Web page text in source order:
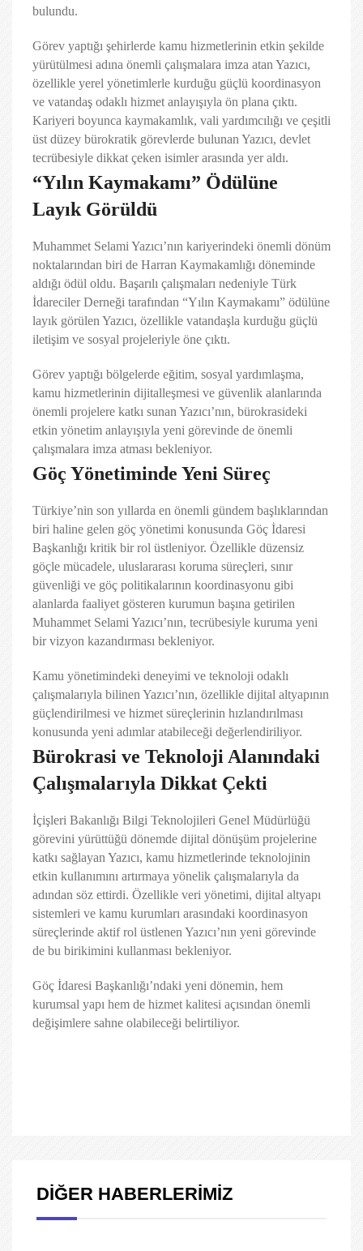
bulundu.
Görev yaptığı şehirlerde kamu hizmetlerinin etkin şekilde
yürütülmesi adına önemli çalışmalara imza atan Yazıcı,
özellikle yerel yönetimlerle kurduğu güçlü koordinasyon
ve vatandaş odaklı hizmet anlayışıyla ön plana çıktı.
Kariyeri boyunca kaymakamlık, vali yardımcılığı ve çeşitli
üst düzey bürokratik görevlerde bulunan Yazıcı, devlet
tecrübesiyle dikkat çeken isimler arasında yer aldı.
“Yılın Kaymakamı” Ödülüne
Layık Görüldü
Muhammet Selami Yazıcı’nın kariyerindeki önemli dönüm
noktalarından biri de Harran Kaymakamlığı döneminde
aldığı ödül oldu. Başarılı çalışmaları nedeniyle Türk
İdareciler Derneği tarafından “Yılın Kaymakamı” ödülüne
layık görülen Yazıcı, özellikle vatandaşla kurduğu güçlü
iletişim ve sosyal projeleriyle öne çıktı.
Görev yaptığı bölgelerde eğitim, sosyal yardımlaşma,
kamu hizmetlerinin dijitalleşmesi ve güvenlik alanlarında
önemli projelere katkı sunan Yazıcı’nın, bürokrasideki
etkin yönetim anlayışıyla yeni görevinde de önemli
çalışmalara imza atması bekleniyor.
Göç Yönetiminde Yeni Süreç
Türkiye’nin son yıllarda en önemli gündem başlıklarından
biri haline gelen göç yönetimi konusunda Göç İdaresi
Başkanlığı kritik bir rol üstleniyor. Özellikle düzensiz
göçle mücadele, uluslararası koruma süreçleri, sınır
güvenliği ve göç politikalarının koordinasyonu gibi
alanlarda faaliyet gösteren kurumun başına getirilen
Muhammet Selami Yazıcı’nın, tecrübesiyle kuruma yeni
bir vizyon kazandırması bekleniyor.
Kamu yönetimindeki deneyimi ve teknoloji odaklı
çalışmalarıyla bilinen Yazıcı’nın, özellikle dijital altyapının
güçlendirilmesi ve hizmet süreçlerinin hızlandırılması
konusunda yeni adımlar atabileceği değerlendiriliyor.
Bürokrasi ve Teknoloji Alanındaki
Çalışmalarıyla Dikkat Çekti
İçişleri Bakanlığı Bilgi Teknolojileri Genel Müdürlüğü
görevini yürüttüğü dönemde dijital dönüşüm projelerine
katkı sağlayan Yazıcı, kamu hizmetlerinde teknolojinin
etkin kullanımını artırmaya yönelik çalışmalarıyla da
adından söz ettirdi. Özellikle veri yönetimi, dijital altyapı
sistemleri ve kamu kurumları arasındaki koordinasyon
süreçlerinde aktif rol üstlenen Yazıcı’nın yeni görevinde
de bu birikimini kullanması bekleniyor.
Göç İdaresi Başkanlığı’ndaki yeni dönemin, hem
kurumsal yapı hem de hizmet kalitesi açısından önemli
değişimlere sahne olabileceği belirtiliyor.
DİĞER HABERLERİMİZ